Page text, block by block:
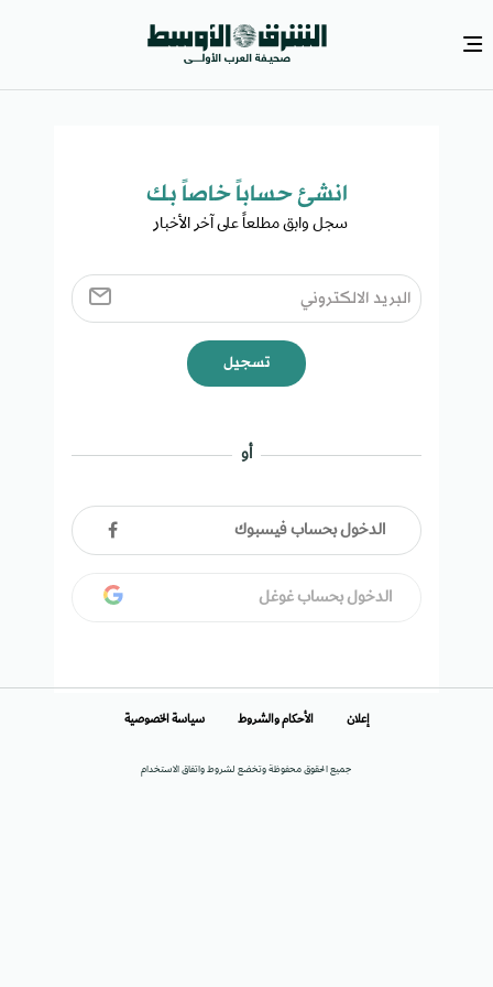
انشئ حساباً خاصاً بك​
سجل وابق مطلعاً على آخر الأخبار ​
تسجيل
أو
الدخول بحساب فيسبوك
الدخول بحساب غوغل
جميع الحقوق محفوظة وتخضع لشروط واتفاق الاستخدام
إعلان الأحكام والشروط سياسة الخصوصية